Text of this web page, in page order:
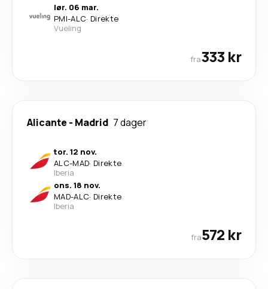
lør. 06 mar.
PMI-ALC· Direkte
Vueling
fra333 kr
Alicante - Madrid 7 dager
tor. 12 nov.
ALC-MAD· Direkte
Iberia
ons. 18 nov.
MAD-ALC· Direkte
Iberia
fra572 kr